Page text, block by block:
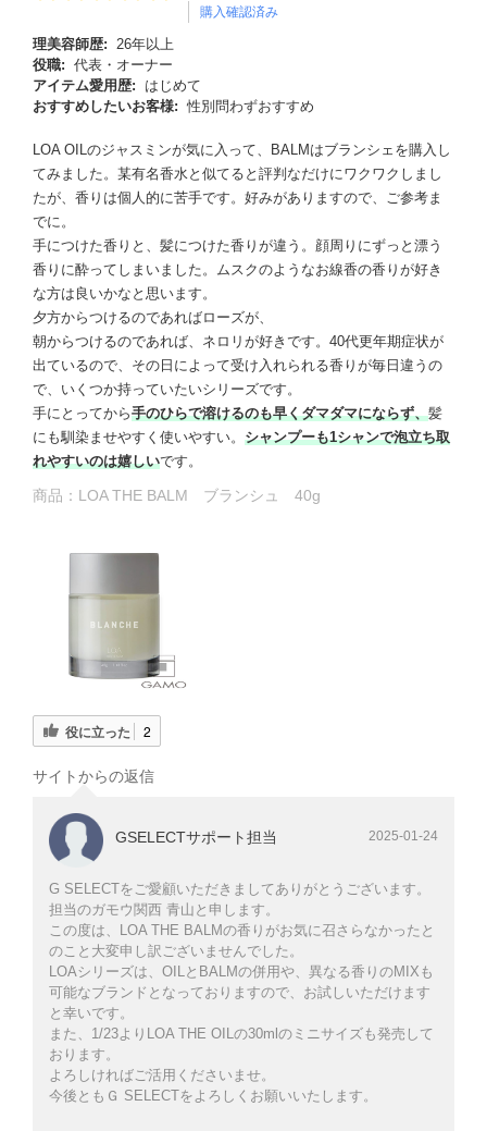
購入確認済み
理美容師歴:
26年以上
役職: 代表・オーナー
アイテム愛用歴:
はじめて
おすすめしたいお客様: 性別問わずおすすめ
LOA OILのジャスミンが気に入って、BALMはブランシェを購入し
てみました。某有名香水と似てると評判なだけにワクワクしまし
たが、香りは個人的に苦手です。好みがありますので、ご参考ま
でに。
手につけた香りと、髪につけた香りが違う。顔周りにずっと漂う
香りに酔ってしまいました。ムスクのようなお線香の香りが好き
な方は良いかなと思います。
夕方からつけるのであればローズが、
朝からつけるのであれば、ネロリが好きです。40代更年期症状が
出ているので、その日によって受け入れられる香りが毎日違うの
で、いくつか持っていたいシリーズです。
手にとってから手のひらで溶けるのも早くダマダマにならず、髪
にも馴染ませやすく使いやすい。 シャンプーも1シャンで泡立ち取
れやすいのは嬉しいです。
商品： LOA THE BALM ブランシュ 40g
役に立った 2
サイトからの返信
GSELECTサポート担当 2025-01-24
G SELECTをご愛顧いただきましてありがとうございます。
担当のガモウ関西 青山と申します。
この度は、LOA THE BALMの香りがお気に召さらなかったと
のこと大変申し訳ございませんでした。
LOAシリーズは、OILとBALMの併用や、異なる香りのMIXも
可能なブランドとなっておりますので、お試しいただけます
と幸いです。
また、1/23よりLOA THE OILの30mlのミニサイズも発売して
おります。
よろしければご活用くださいませ。
今後ともＧ SELECTをよろしくお願いいたします。